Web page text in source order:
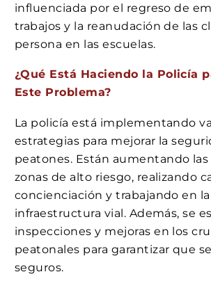
influenciada por el regreso de
trabajos y la reanudación de las
persona en las escuelas.
¿Qué Está Haciendo la Policía
Este Problema?
La policía está implementando
estrategias para mejorar la
peatones. Están aumentando
zonas de alto riesgo, realizando
concienciación y trabajando en
infraestructura vial. Además, se
inspecciones y mejoras en los
peatonales para garantizar que
seguros.